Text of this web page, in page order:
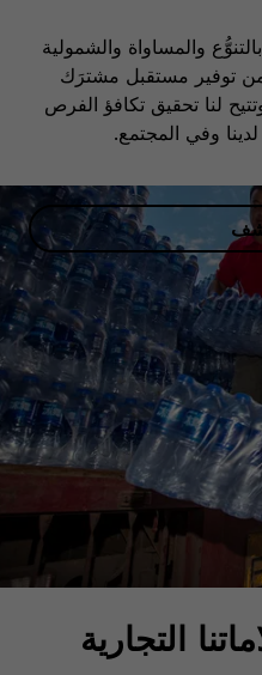
والمساواة والشمولية
من توفير مستقبل مشترَك
لنا تحقيق تكافؤ الفرص
وفي المجتمع.
التجارية